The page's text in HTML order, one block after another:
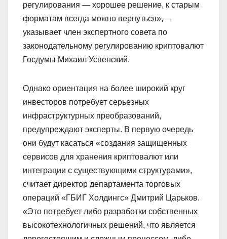
регулирования — хорошее решение, к старым
форматам всегда можно вернуться»,—
указывает член экспертного совета по
законодательному регулированию криптовалют
Госдумы Михаил Успенский.
Однако ориентация на более широкий круг
инвесторов потребует серьезных
инфраструктурных преобразований,
предупреждают эксперты. В первую очередь
они будут касаться «создания защищенных
сервисов для хранения криптовалют или
интеграции с существующими структурами»,
считает директор департамента торговых
операций «ГБИГ Холдингс» Дмитрий Царьков.
«Это потребует либо разработки собственных
высокотехнологичных решений, что является